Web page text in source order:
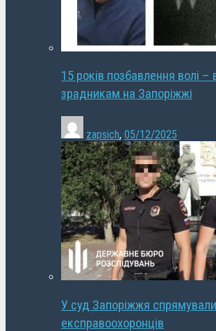
15 років позбавлення волі –
зрадникам на Запоріжжі
zapsich, 05/12/2025
У суд Запоріжжя
експравоохоронців